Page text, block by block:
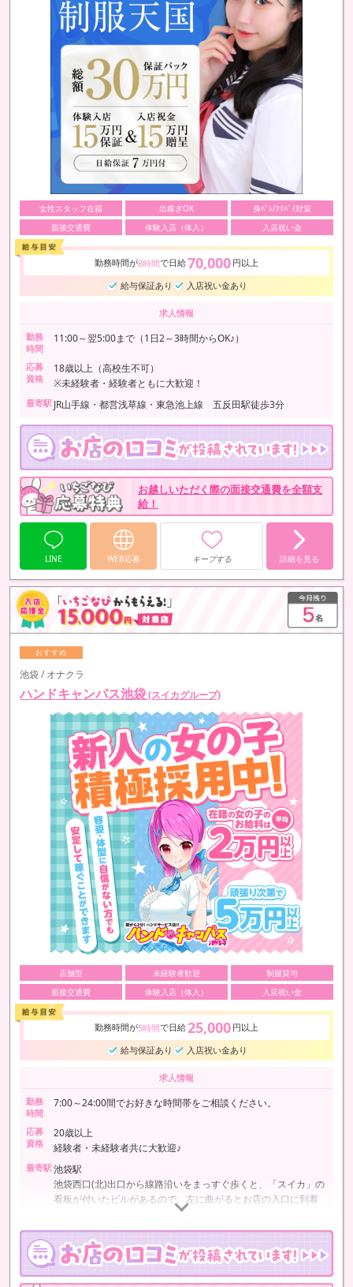
女性スタッフ在籍 出稼ぎOK
身ﾊﾞﾚ/ｱﾘﾊﾞｲ対策
面接交通費
体験入店（体入） 入店祝い金
勤務時間が8時間で日給70,000 円以上
給与保証あり
入店祝い金あり
求人情報
勤務
時間
11:00～翌5:00まで（1日2～3時間からOK♪）
応募
資格
18歳以上（高校生不可）
※未経験者・経験者ともに大歓迎！
最寄駅 JR山手線・都営浅草線・東急池上線 五反田駅徒歩3分
お越しいただく際の面接交通費を全額支
給！
LINE WEB応募 キープする 詳細を見る
池袋 / オナクラ
ハンドキャンパス池袋(スイカグループ)
店舗型 未経験者歓迎
制服貸与
面接交通費
体験入店（体入） 入店祝い金
勤務時間が5時間で日給25,000 円以上
給与保証あり
入店祝い金あり
求人情報
勤務
時間
7:00～24:00間でお好きな時間帯をご相談ください。
応募
資格
20歳以上
経験者・未経験者共に大歓迎♪
最寄駅池袋駅
池袋西口(北)出口から線路沿いをまっすぐ歩くと、「スイカ」の
看板が付いたビルがあるので、左に曲がるとお店の入口に到着